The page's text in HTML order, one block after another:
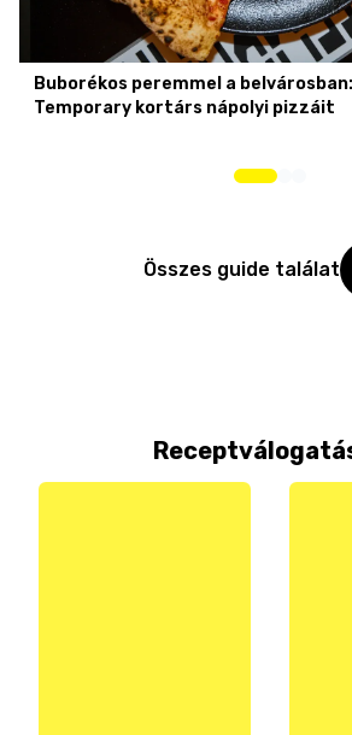
Buborékos peremmel a
Temporary kortárs nápolyi pizzáit
Összes guide találat